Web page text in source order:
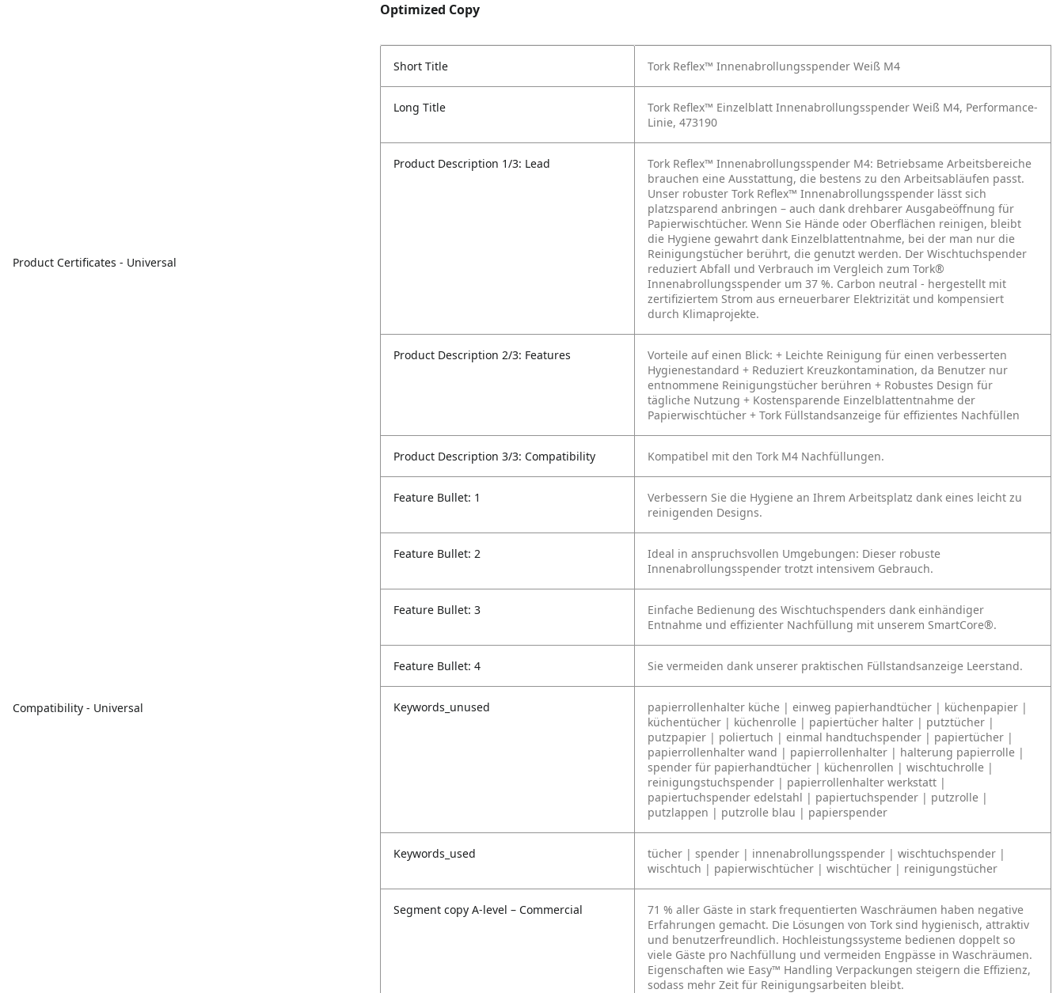
Product Certificates - Universal
Compatibility - Universal
Optimized Copy
Short Title Tork Reflex™ Innenabrollungsspender Weiß M4
Long Title
Tork Reflex™ Einzelblatt Innenabrollungsspender Weiß M4, Performance-
Linie, 473190
Product Description 1/3: Lead Tork Reflex™ Innenabrollungsspender M4: Betriebsame Arbeitsbereiche
brauchen eine Ausstattung, die bestens zu den Arbeitsabläufen passt.
Unser robuster Tork Reflex™ Innenabrollungsspender lässt sich
platzsparend anbringen – auch dank drehbarer Ausgabeöffnung für
Papierwischtücher. Wenn Sie Hände oder Oberflächen reinigen, bleibt
die Hygiene gewahrt dank Einzelblattentnahme, bei der man nur die
Reinigungstücher berührt, die genutzt werden. Der Wischtuchspender
reduziert Abfall und Verbrauch im Vergleich zum Tork®
Innenabrollungsspender um 37 %. Carbon neutral - hergestellt mit
zertifiziertem Strom aus erneuerbarer Elektrizität und kompensiert
durch Klimaprojekte.
Product Description 2/3: Features Vorteile auf einen Blick: + Leichte Reinigung für einen verbesserten
Hygienestandard + Reduziert Kreuzkontamination, da Benutzer nur
entnommene Reinigungstücher berühren + Robustes Design für
tägliche Nutzung + Kostensparende Einzelblattentnahme der
Papierwischtücher + Tork Füllstandsanzeige für effizientes Nachfüllen
Product Description 3/3: Compatibility Kompatibel mit den Tork M4 Nachfüllungen.
Feature Bullet: 1
Verbessern Sie die Hygiene an Ihrem Arbeitsplatz dank eines leicht zu
reinigenden Designs.
Feature Bullet: 2
Ideal in anspruchsvollen Umgebungen: Dieser robuste
Innenabrollungsspender trotzt intensivem Gebrauch.
Feature Bullet: 3
Einfache Bedienung des Wischtuchspenders dank einhändiger
Entnahme und effizienter Nachfüllung mit unserem SmartCore®.
Feature Bullet: 4 Sie vermeiden dank unserer praktischen Füllstandsanzeige Leerstand.
Keywords_unused
papierrollenhalter küche | einweg papierhandtücher | küchenpapier |
küchentücher | küchenrolle | papiertücher halter | putztücher |
putzpapier | poliertuch | einmal handtuchspender | papiertücher |
papierrollenhalter wand | papierrollenhalter | halterung papierrolle |
spender für papierhandtücher | küchenrollen | wischtuchrolle |
reinigungstuchspender | papierrollenhalter werkstatt |
papiertuchspender edelstahl | papiertuchspender | putzrolle |
putzlappen | putzrolle blau | papierspender
Keywords_used
tücher | spender | innenabrollungsspender | wischtuchspender |
wischtuch | papierwischtücher | wischtücher | reinigungstücher
Segment copy A-level – Commercial
71 % aller Gäste in stark frequentierten Waschräumen haben negative
Erfahrungen gemacht. Die Lösungen von Tork sind hygienisch, attraktiv
und benutzerfreundlich. Hochleistungssysteme bedienen doppelt so
viele Gäste pro Nachfüllung und vermeiden Engpässe in Waschräumen.
Eigenschaften wie Easy™ Handling Verpackungen steigern die Effizienz,
sodass mehr Zeit für Reinigungsarbeiten bleibt.